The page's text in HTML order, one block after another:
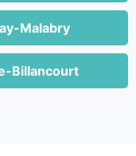
Malabry
Billancourt